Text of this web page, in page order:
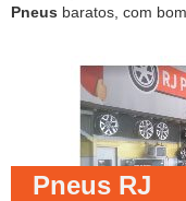
Pneus baratos, com
Pneus RJ